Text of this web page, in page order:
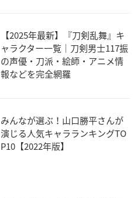
【2025年最新】『刀剣乱舞』キ
ャラクター一覧｜刀剣男士117振
の声優・刀派・絵師・アニメ情
報などを完全網羅
みんなが選ぶ！山口勝平さんが
演じる人気キャラランキングTO
P10【2022年版】